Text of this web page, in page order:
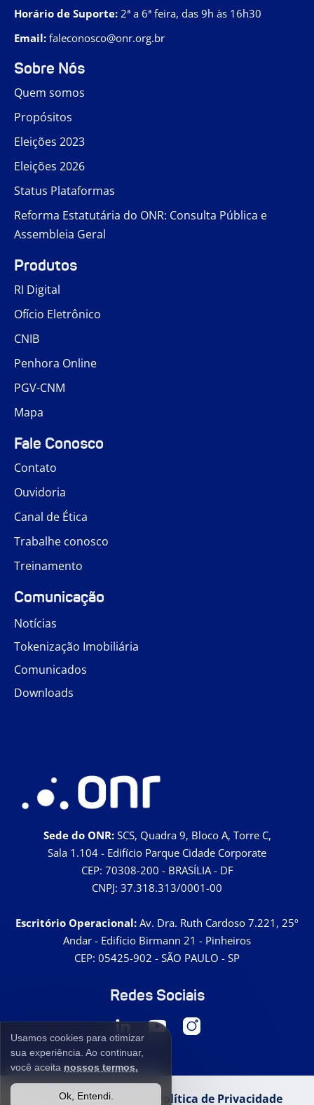
Usamos cookies para otimizar
sua experiência. Ao continuar,
você aceita nossos termos.
Ok, Entendi.
Horário de Suporte: 2ª a 6ª feira, das 9h às 16h30
Email: faleconosco@onr.org.br
Sobre Nós
Quem somos
Propósitos
Eleições 2023
Eleições 2026
Status Plataformas
Reforma Estatutária do ONR: Consulta Pública e
Assembleia Geral
Produtos
RI Digital
Ofício Eletrônico
CNIB
Penhora Online
PGV-CNM
Mapa
Fale Conosco
Contato
Ouvidoria
Canal de Ética
Trabalhe conosco
Treinamento
Comunicação
Notícias
Tokenização Imobiliária
Comunicados
Downloads
Sede do ONR:SCS, Quadra 9, Bloco A, Torre C,
Sala 1.104 - Edifício Parque Cidade Corporate
CEP: 70308-200 - BRASÍLIA - DF
CNPJ: 37.318.313/0001-00
Escritório Operacional: Av. Dra. Ruth Cardoso 7.221, 25º
Andar - Edifício Birmann 21 - Pinheiros
CEP: 05425-902 - SÃO PAULO - SP
Redes Sociais
Termos de Uso Política de Privacidade